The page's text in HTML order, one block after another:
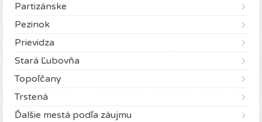
Partizánske
Pezinok
Prievidza
Stará Ľubovňa
Topoľčany
Trstená
Ďalšie mestá podľa záujmu